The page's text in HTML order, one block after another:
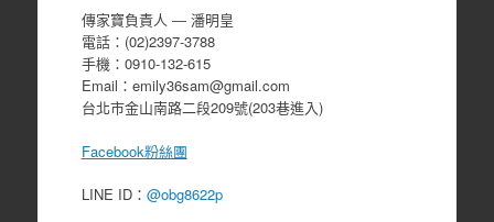
傳家寶負責人 ― 潘明皇
電話：(02)2397-3788
手機：0910-132-615
Email：emily36sam@gmail.com
台北市金山南路二段209號(203巷進入)
Facebook粉絲團
LINE ID： @obg8622p